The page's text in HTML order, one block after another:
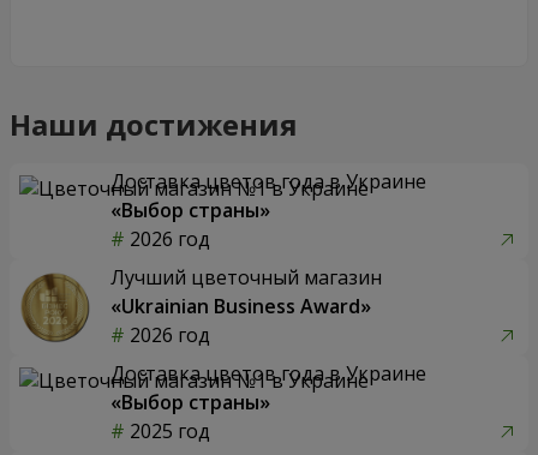
Наши достижения
Доставка цветов года в Украине
«Выбор страны»
2026 год
Лучший цветочный магазин
«Ukrainian Business Award»
2026 год
Доставка цветов года в Украине
«Выбор страны»
2025 год